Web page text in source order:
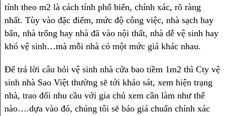
tính theo m2 là cách tính phổ biến, chính xác, rõ ràng
nhất. Tùy vào đặc điểm, mức độ công việc, nhà sạch hay
bẩn, nhà trống hay nhà đã vào nội thất, nhà dễ vệ sinh hay
khó vệ sinh…mà mỗi nhà có một mức giá khác nhau.
Để trả lời câu hỏi vệ sinh nhà cửa bao tiềm 1m2 thì Cty vệ
sinh nhà Sao Việt thường sẽ tới khảo sát, xem hiện trạng
nhà, trao đổi nhu cầu với gia chủ xem cần làm như thế
nào….dựa vào đó, chúng tôi sẽ báo giá chuẩn chính xác